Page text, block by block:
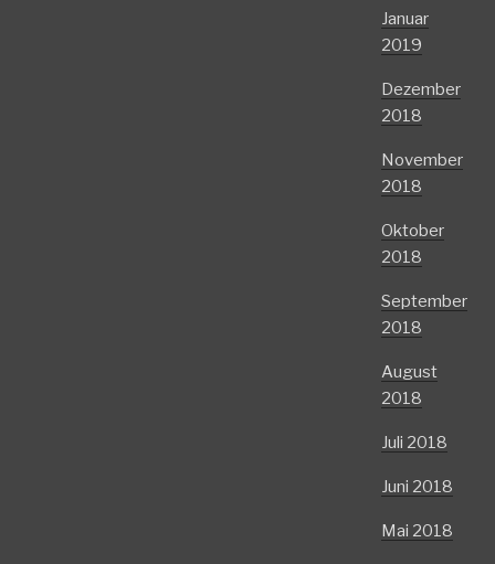
Januar
2019
Dezember
2018
November
2018
Oktober
2018
September
2018
August
2018
Juli 2018
Juni 2018
Mai 2018